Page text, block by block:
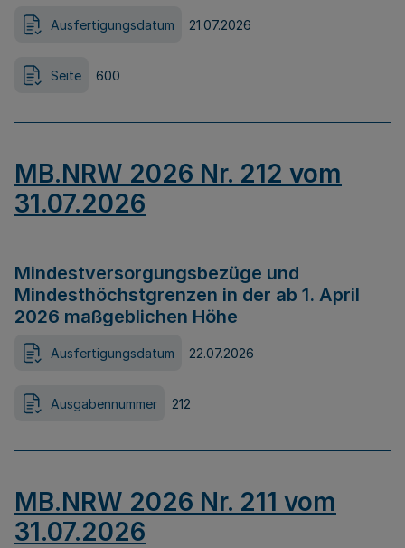
Ausfertigungsdatum 21.07.2026
Seite 600
MB.NRW 2026 Nr. 212 vom
31.07.2026
Mindestversorgungsbezüge und
Mindesthöchstgrenzen in der ab 1. April
2026 maßgeblichen Höhe
Ausfertigungsdatum 22.07.2026
Ausgabennummer 212
MB.NRW 2026 Nr. 211 vom
31.07.2026